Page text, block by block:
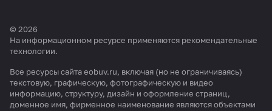
© 2026
На информационном ресурсе применяются рекомендательные
технологии.
Все ресурсы сайта eobuv.ru, включая (но не ограничиваясь)
текстовую, графическую, фотографическую и видео
информацию, структуру, дизайн и оформление страниц,
доменное имя, фирменное наименование являются объектами